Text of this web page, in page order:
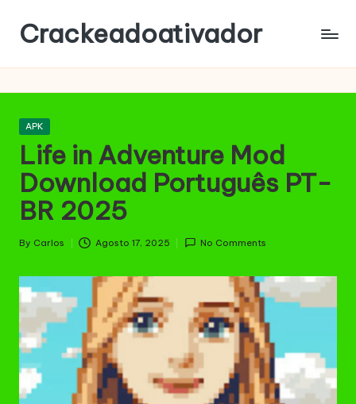
Skip
content
Crackeadoativador
Posted
APK
Life in Adventure Mod
Download Português PT-
BR 2025
Posted
By Carlos Agosto 17, 2025 No Comments